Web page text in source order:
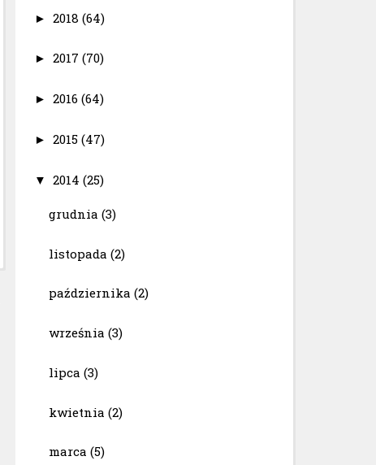
► 2018 (64)
► 2017 (70)
► 2016 (64)
► 2015 (47)
▼ 2014 (25)
grudnia (3)
listopada (2)
października (2)
września (3)
lipca (3)
kwietnia (2)
marca (5)